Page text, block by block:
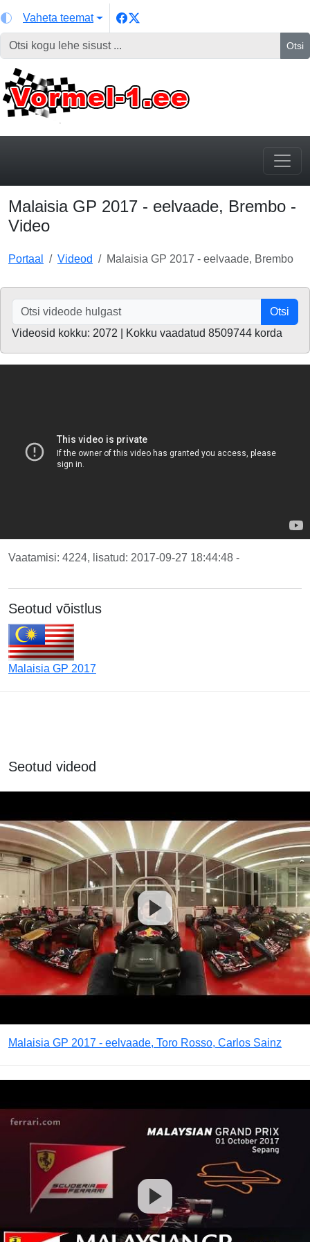
Vaheta teemat
Otsi
Malaisia GP 2017 - eelvaade, Brembo -
Video
Portaal Videod Malaisia GP 2017 - eelvaade, Brembo
Otsi
Videosid kokku: 2072 | Kokku vaadatud 8509744 korda
Vaatamisi: 4224, lisatud: 2017-09-27 18:44:48 -
Seotud võistlus
Malaisia GP 2017
Seotud videod
Malaisia GP 2017 - eelvaade, Toro Rosso, Carlos Sainz